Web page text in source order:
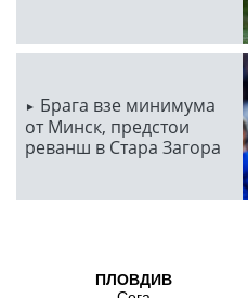
Брага взе минимума
от Минск, предстои
реванш в Стара Загора